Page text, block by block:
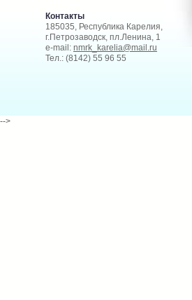
Контакты
185035, Республика Карелия,
г.Петрозаводск, пл.Ленина, 1
e-mail: nmrk_karelia@mail.ru
Тел.: (8142) 55 96 55
-->